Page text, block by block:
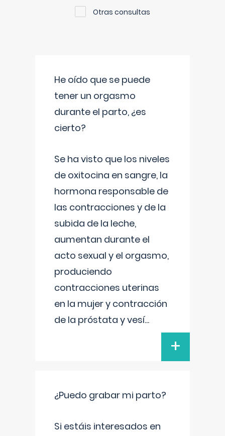
Otras consultas
He oído que se puede
tener un orgasmo
durante el parto, ¿es
cierto?
Se ha visto que los niveles
de oxitocina en sangre, la
hormona responsable de
las contracciones y de la
subida de la leche,
aumentan durante el
acto sexual y el orgasmo,
produciendo
contracciones uterinas
en la mujer y contracción
de la próstata y vesí...
+
¿Puedo grabar mi parto?
Si estáis interesados en